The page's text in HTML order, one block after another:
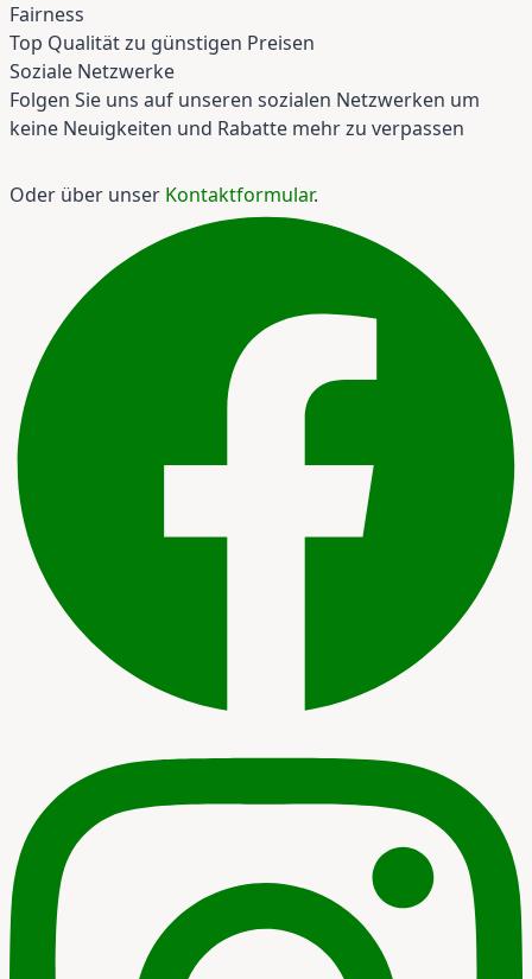
Fairness
Top Qualität zu günstigen Preisen
Soziale Netzwerke
Folgen Sie uns auf unseren sozialen Netzwerken um
keine Neuigkeiten und Rabatte mehr zu verpassen
Oder über unser Kontaktformular.